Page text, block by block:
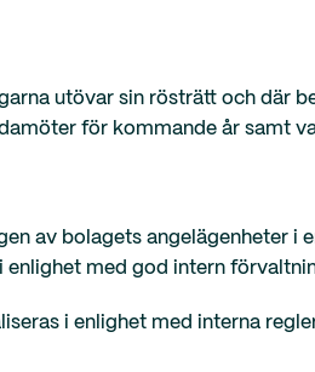
utövar sin rösträtt och där
för kommande år samt
av bolagets angelägenheter i
med god intern
i enlighet med interna